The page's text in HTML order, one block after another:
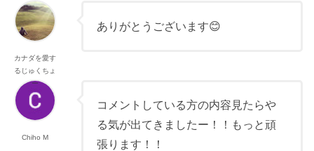
カナダを愛す
るじゅくちょ
ー
ありがとうございます😊
Chiho M
コメントしている方の内容見たらや
る気が出てきましたー！！もっと頑
張ります！！